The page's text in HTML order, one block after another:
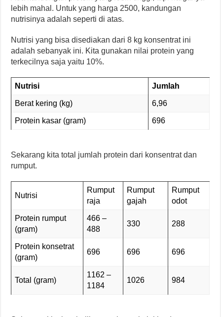
lebih mahal. Untuk yang harga 2500, kandungan
nutrisinya adalah seperti di atas.
Nutrisi yang bisa disediakan dari 8 kg konsentrat ini
adalah sebanyak ini. Kita gunakan nilai protein yang
terkecilnya saja yaitu 10%.
Nutrisi Jumlah
Berat kering (kg) 6,96
Protein kasar (gram) 696
Sekarang kita total jumlah protein dari konsentrat dan
rumput.
Nutrisi
Rumput
raja
Rumput
gajah
Rumput
odot
Protein rumput
(gram)
466 –
488
330 288
Protein konsetrat
(gram)
696 696 696
Total (gram)
1162 –
1184
1026 984